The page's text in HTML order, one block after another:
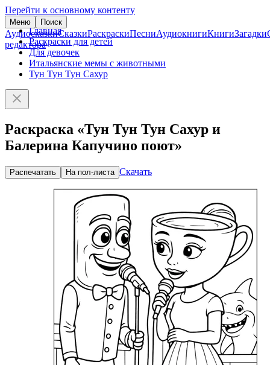
Перейти к основному контенту
Меню Поиск
АудиосказкиСказкиРаскраскиПесниАудиокнигиКнигиЗагадки
редактора
Главная
Раскраски для детей
Для девочек
Итальянские мемы с животными
Тун Тун Тун Сахур
Раскраска «Тун Тун Тун Сахур и
Балерина Капучино поют»
Распечатать На пол-листа Скачать